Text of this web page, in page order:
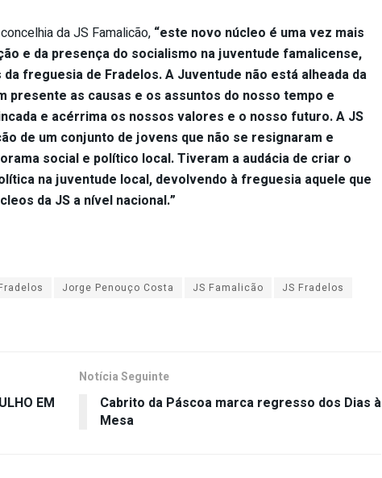
da JS Famalicão, “este novo núcleo é uma vez mais
e da presença do socialismo na juventude famalicense,
freguesia de Fradelos. A Juventude não está alheada da
presente as causas e os assuntos do nosso tempo e
e acérrima os nossos valores e o nosso futuro. A JS
de um conjunto de jovens que não se resignaram e
social e político local. Tiveram a audácia de criar o
na juventude local, devolvendo à freguesia aquele que
da JS a nível nacional.”
Jorge Penouço Costa JS Famalicão
JS Fradelos
EM
Notícia Seguinte
Cabrito da Páscoa marca regresso dos Dias à
Mesa